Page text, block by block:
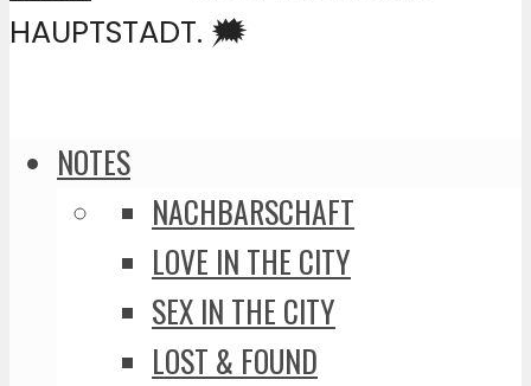
HAUPTSTADT. 🗯️
NOTES
NACHBARSCHAFT
LOVE IN THE CITY
SEX IN THE CITY
LOST & FOUND